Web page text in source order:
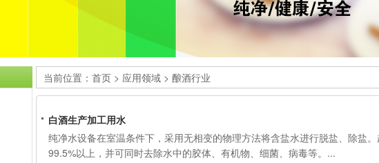
当前位置： 首页 > 应用领域 > 酿酒行业
白酒生产加工用水
纯净水设备在室温条件下，采用无相变的物理方法将含盐水进行脱盐、除盐
99.5%以上，并可同时去除水中的胶体、有机物、细菌、病毒等。...